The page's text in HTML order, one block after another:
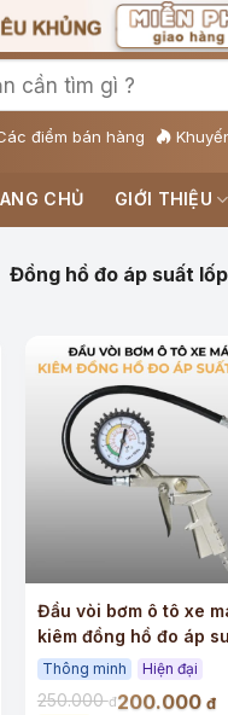
điểm bán hàng
CHỦ GIỚI THIỆU
Đồng hồ đo áp suất lốp
Đầu vòi bơm ô tô xe
kiêm đồng hồ đo áp
lốp
Thông minh Hiện đại
250.000đ200.000 đ